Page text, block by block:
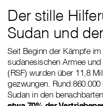
Der stille
Sudan und
Seit Beginn der Kämpfe
sudanesischen Armee
(RSF) wurden über 11,8
gezwungen. Rund
Sudan in den